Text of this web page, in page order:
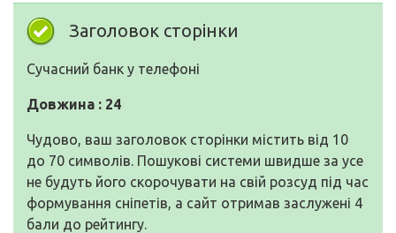
Заголовок сторінки
Сучасний банк у телефоні
Довжина : 24
Чудово, ваш заголовок сторінки містить від 10
до 70 символів. Пошукові системи швидше за усе
не будуть його скорочувати на свій розсуд під час
формування сніпетів, а сайт отримав заслужені 4
бали до рейтингу.